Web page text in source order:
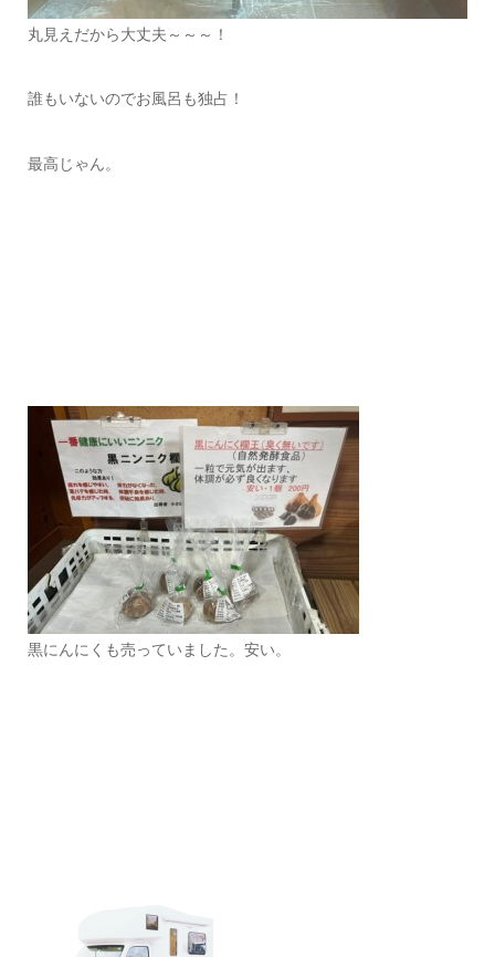
丸見えだから大丈夫～～～！
誰もいないのでお風呂も独占！
最高じゃん。
黒にんにくも売っていました。安い。